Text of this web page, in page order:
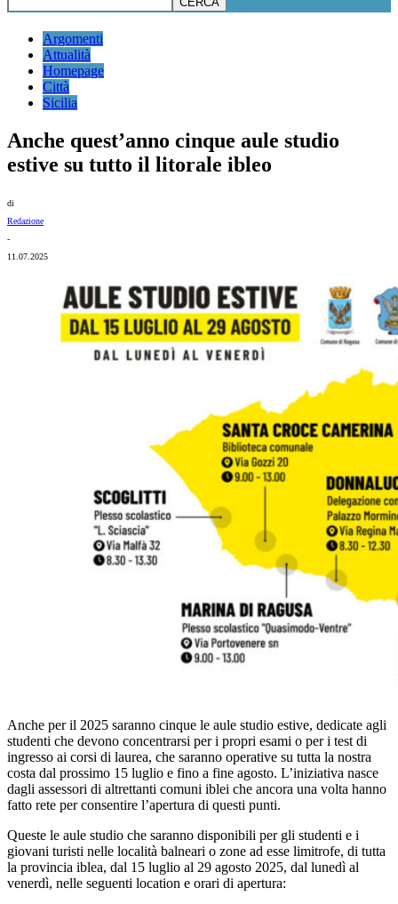
Argomenti
Attualità
Homepage
Città
Sicilia
Anche quest’anno cinque aule studio
estive su tutto il litorale ibleo
di
Redazione
-
11.07.2025
Anche per il 2025 saranno cinque le aule studio estive, dedicate agli
studenti che devono concentrarsi per i propri esami o per i test di
ingresso ai corsi di laurea, che saranno operative su tutta la nostra
costa dal prossimo 15 luglio e fino a fine agosto. L’iniziativa nasce
dagli assessori di altrettanti comuni iblei che ancora una volta hanno
fatto rete per consentire l’apertura di questi punti.
Queste le aule studio che saranno disponibili per gli studenti e i
giovani turisti nelle località balneari o zone ad esse limitrofe, di tutta
la provincia iblea, dal 15 luglio al 29 agosto 2025, dal lunedì al
venerdì, nelle seguenti location e orari di apertura: